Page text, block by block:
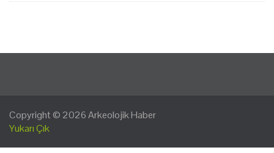
Copyright © 2026Arkeolojik Haber
Yukarı Çık